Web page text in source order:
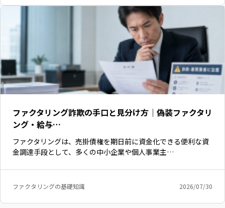
ファクタリング詐欺の手口と見分け方｜偽装ファクタリ
ング・給与…
ファクタリングは、売掛債権を期日前に資金化できる便利な資
金調達手段として、多くの中小企業や個人事業主…
ファクタリングの基礎知識 2026/07/30